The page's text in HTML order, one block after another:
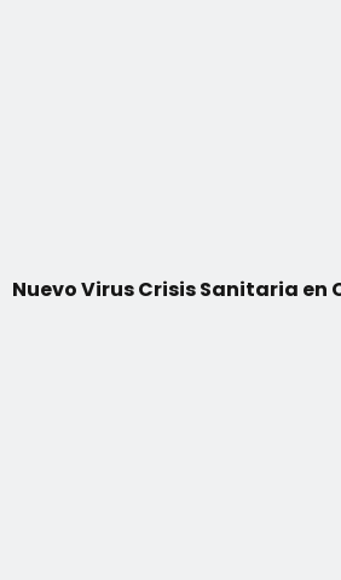
Nuevo Virus Crisis Sanitaria en